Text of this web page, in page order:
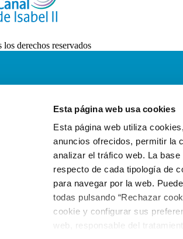
Esta página web usa cookies
Esta página web utiliza
anuncios ofrecidos, permitir la
analizar el tráfico web. La
respecto de cada tipología de
para navegar por la web.
todas pulsando “Rechazar
cookie y configurar sus
web, responsable del
derechos reservados